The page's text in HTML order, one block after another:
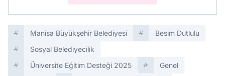
Manisa Büyükşehir Belediyesi
Besim Dutlulu
Sosyal Belediyecilik
Üniversite Eğitim Desteği 2025
Genel